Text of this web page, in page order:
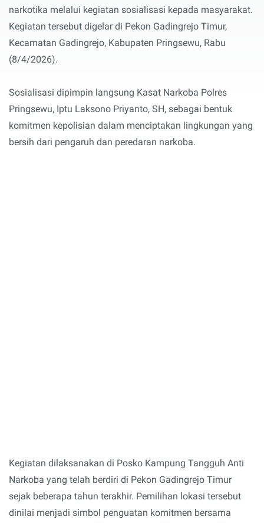
narkotika melalui kegiatan sosialisasi kepada masyarakat.
Kegiatan tersebut digelar di Pekon Gadingrejo Timur,
Kecamatan Gadingrejo, Kabupaten Pringsewu, Rabu
(8/4/2026).
Sosialisasi dipimpin langsung Kasat Narkoba Polres
Pringsewu, Iptu Laksono Priyanto, SH, sebagai bentuk
komitmen kepolisian dalam menciptakan lingkungan yang
bersih dari pengaruh dan peredaran narkoba.
Kegiatan dilaksanakan di Posko Kampung Tangguh Anti
Narkoba yang telah berdiri di Pekon Gadingrejo Timur
sejak beberapa tahun terakhir. Pemilihan lokasi tersebut
dinilai menjadi simbol penguatan komitmen bersama